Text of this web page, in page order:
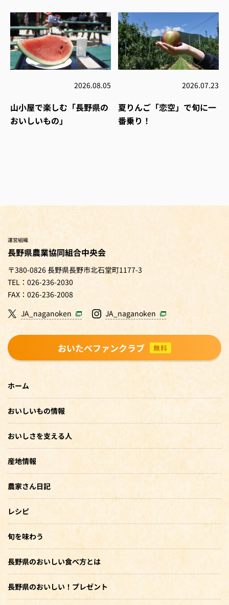
2026.08.05
山小屋で楽しむ「長野県の
おいしいもの」
2026.07.23
夏りんご「恋空」で旬に一
番乗り！
運営組織
長野県農業協同組合中央会
〒380-0826 長野県長野市北石堂町1177-3
TEL：026-236-2030
FAX：026-236-2008
JA_naganoken
JA_naganoken
おいたべファンクラブ 無料
ホーム
おいしいもの情報
おいしさを支える人
産地情報
農家さん日記
レシピ
旬を味わう
長野県のおいしい食べ方とは
長野県のおいしい！プレゼント